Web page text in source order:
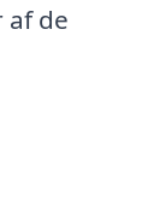
af de